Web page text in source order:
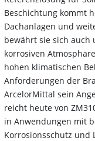
Beschichtung kommt
Dachanlagen und
bewährt sie sich auch
korrosiven
hohen klimatischen
Anforderungen der
ArcelorMittal sein
reicht heute von
in Anwendungen mit
Korrosionsschutz und